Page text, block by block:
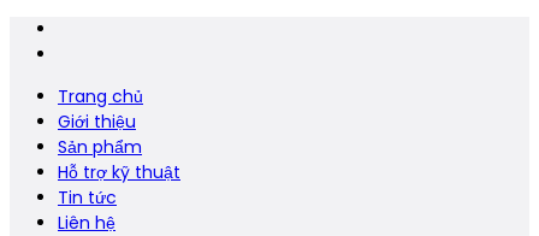
Trang chủ
Giới thiệu
Sản phẩm
Hỗ trợ kỹ thuật
Tin tức
Liên hệ